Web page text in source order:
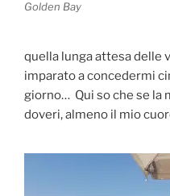
Golden Bay
quella lunga attesa delle
imparato a concedermi
giorno… Qui so che se la
doveri, almeno il mio